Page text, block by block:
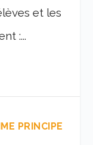
et les
:...
PRINCIPE